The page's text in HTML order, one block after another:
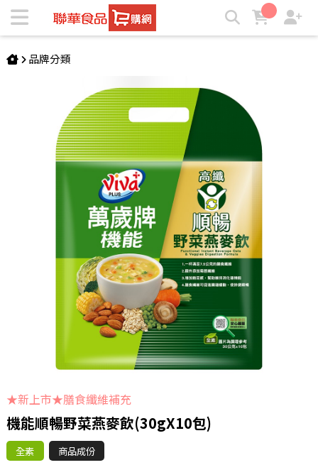
機能順暢野菜燕麥飲(30gX10包) | ★聯華食品e購網★
品牌分類
★新上市★膳食纖維補充
機能順暢野菜燕麥飲(30gX10包)
全素 商品成份